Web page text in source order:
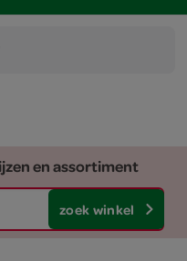
en assortiment
zoek winkel